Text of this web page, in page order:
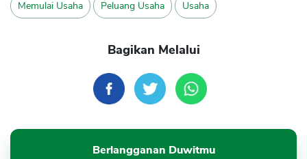
Memulai Usaha Peluang Usaha Usaha
Bagikan Melalui
Berlangganan Duwitmu